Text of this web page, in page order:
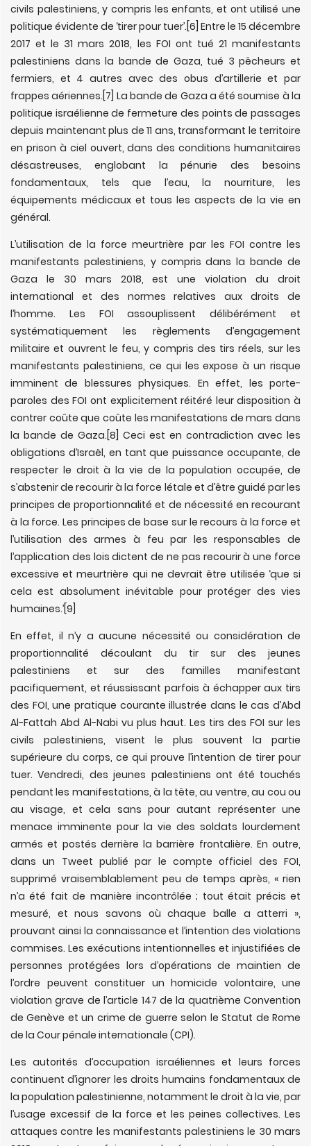
civils palestiniens, y compris les enfants, et ont utilisé une
politique évidente de ‘tirer pour tuer’. [6] Entre le 15 décembre
2017 et le 31 mars 2018, les FOI ont tué 21 manifestants
palestiniens dans la bande de Gaza, tué 3 pêcheurs et
fermiers, et 4 autres avec des obus d’artillerie et par
frappes aériennes. [7] La bande de Gaza a été soumise à la
politique israélienne de fermeture des points de passages
depuis maintenant plus de 11 ans, transformant le territoire
en prison à ciel ouvert, dans des conditions humanitaires
désastreuses, englobant la pénurie des besoins
fondamentaux, tels que l’eau, la nourriture, les
équipements médicaux et tous les aspects de la vie en
général.
L’utilisation de la force meurtrière par les FOI contre les
manifestants palestiniens, y compris dans la bande de
Gaza le 30 mars 2018, est une violation du droit
international et des normes relatives aux droits de
l’homme. Les FOI assouplissent délibérément et
systématiquement les règlements d’engagement
militaire et ouvrent le feu, y compris des tirs réels, sur les
manifestants palestiniens, ce qui les expose à un risque
imminent de blessures physiques. En effet, les porte-
paroles des FOI ont explicitement réitéré leur disposition à
contrer coûte que coûte les manifestations de mars dans
la bande de Gaza. [8] Ceci est en contradiction avec les
obligations d’Israël, en tant que puissance occupante, de
respecter le droit à la vie de la population occupée, de
s’abstenir de recourir à la force létale et d’être guidé par les
principes de proportionnalité et de nécessité en recourant
à la force. Les principes de base sur le recours à la force et
l’utilisation des armes à feu par les responsables de
l’application des lois dictent de ne pas recourir à une force
excessive et meurtrière qui ne devrait être utilisée ‘que si
cela est absolument inévitable pour protéger des vies
humaines.’ [9]
En effet, il n’y a aucune nécessité ou considération de
proportionnalité découlant du tir sur des jeunes
palestiniens et sur des familles manifestant
pacifiquement, et réussissant parfois à échapper aux tirs
des FOI, une pratique courante illustrée dans le cas d’Abd
Al-Fattah Abd Al-Nabi vu plus haut. Les tirs des FOI sur les
civils palestiniens, visent le plus souvent la partie
supérieure du corps, ce qui prouve l’intention de tirer pour
tuer. Vendredi, des jeunes palestiniens ont été touchés
pendant les manifestations, à la tête, au ventre, au cou ou
au visage, et cela sans pour autant représenter une
menace imminente pour la vie des soldats lourdement
armés et postés derrière la barrière frontalière. En outre,
dans un Tweet publié par le compte officiel des FOI,
supprimé vraisemblablement peu de temps après, « rien
n’a été fait de manière incontrôlée ; tout était précis et
mesuré, et nous savons où chaque balle a atterri »,
prouvant ainsi la connaissance et l’intention des violations
commises. Les exécutions intentionnelles et injustifiées de
personnes protégées lors d’opérations de maintien de
l’ordre peuvent constituer un homicide volontaire, une
violation grave de l’article 147 de la quatrième Convention
de Genève et un crime de guerre selon le Statut de Rome
de la Cour pénale internationale (CPI).
Les autorités d’occupation israéliennes et leurs forces
continuent d’ignorer les droits humains fondamentaux de
la population palestinienne, notamment le droit à la vie, par
l’usage excessif de la force et les peines collectives. Les
attaques contre les manifestants palestiniens le 30 mars